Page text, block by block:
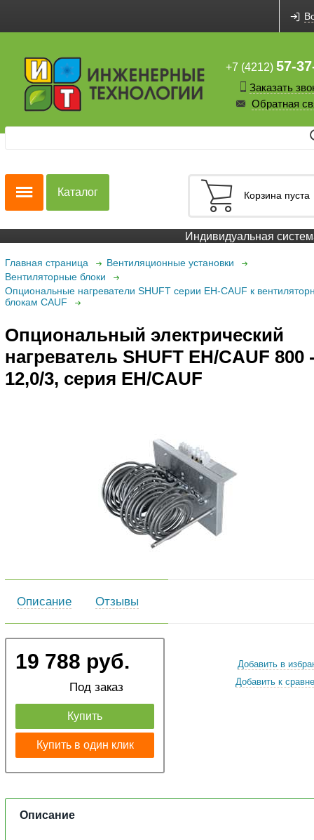
+7 (4212) 57-
Заказать
Обратная
Корзина пуста
Каталог
Индивидуальная
Главная страница
Вентиляционные установки
Вентиляторные блоки
Опциональные нагреватели SHUFT серии EH-CAUF к
блокам CAUF
Опциональный электрический
нагреватель SHUFT EH/CAUF 800
12,0/3, серия EH/CAUF
Описание Отзывы
19 788 руб.
Под заказ
Купить
Купить в один клик
Добавить в
Добавить к
Описание